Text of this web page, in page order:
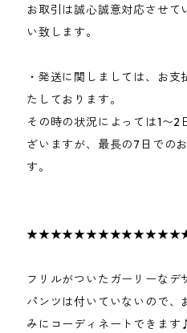
お取引は誠心誠意対応させ
い致します。
・発送に関しましては、お
たしております。
その時の状況によっては1〜
ざいますが、最長の7日での
す。
フリルがついたガーリーな
パンツは付いていないので
みにコーディネートできます